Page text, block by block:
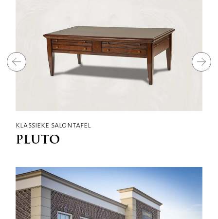
klassieke salontafel
PLUTO